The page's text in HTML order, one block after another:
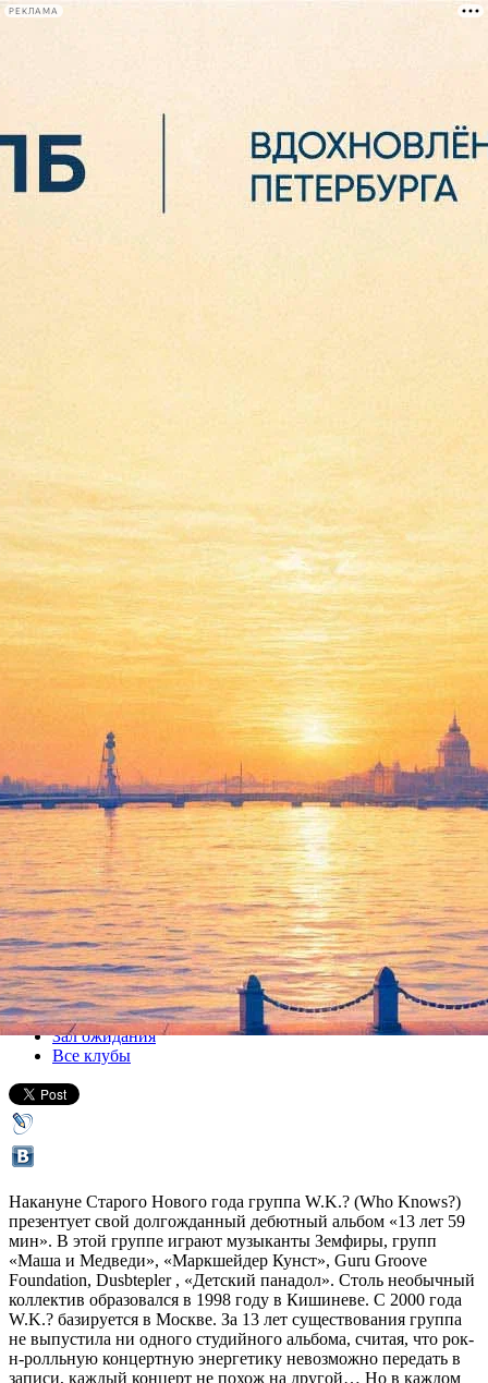
РЕКЛАМА
Сегодня:
Концерт группы W.K.?
12 января 2013, суббота,20.00
Версия для печати
Все концерты
Зал ожидания
Все клубы
Накануне Старого Нового года группа W.K.? (Who Knows?)
презентует свой долгожданный дебютный альбом «13 лет 59
мин». В этой группе играют музыканты Земфиры, групп
«Маша и Медведи», «Маркшейдер Кунст», Guru Groove
Foundation, Dusbtepler , «Детский панадол». Столь необычный
коллектив образовался в 1998 году в Кишиневе. С 2000 года
W.K.? базируется в Москве. За 13 лет существования группа
не выпустила ни одного студийного альбома, считая, что рок-
н-ролльную концертную энергетику невозможно передать в
записи, каждый концерт не похож на другой… Но в каждом